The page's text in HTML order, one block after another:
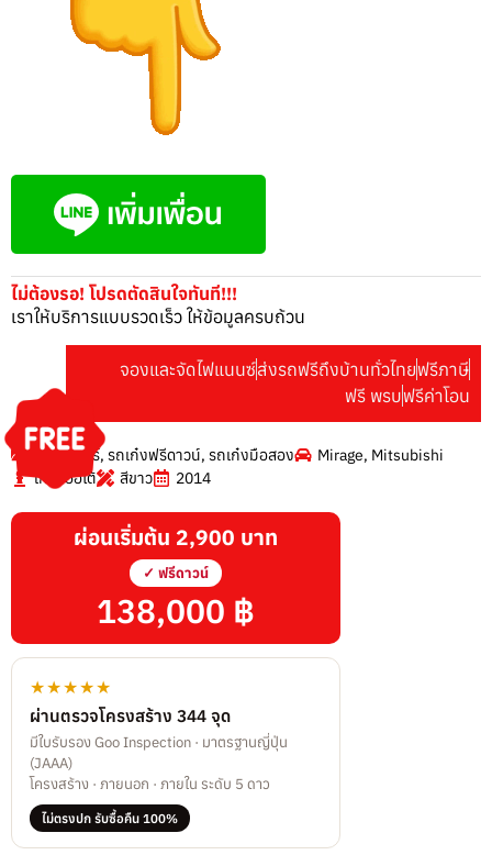
ไม่ต้องรอ! โปรดตัดสินใจทันที!!!
เราให้บริการแบบรวดเร็ว ให้ข้อมูลครบถ้วน
จองและจัดไฟแนนซ์ส่งรถฟรีถึงบ้านทั่วไทยฟรีภาษี
ฟรี พรบฟรีค่าโอน
รถอีโค่คาร์, รถเก๋งฟรีดาวน์, รถเก๋งมือสอง Mirage, Mitsubishi
เกียร์ออโต้
สีขาว 2014
ผ่อนเริ่มต้น 2,900 บาท
✓ ฟรีดาวน์
138,000 ฿
★★★★★
ผ่านตรวจโครงสร้าง 344 จุด
มีใบรับรอง Goo Inspection · มาตรฐานญี่ปุ่น
(JAAA)
โครงสร้าง · ภายนอก · ภายใน ระดับ 5 ดาว
ไม่ตรงปก รับซื้อคืน 100%